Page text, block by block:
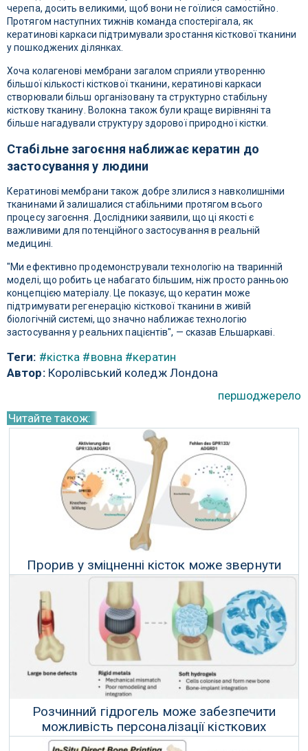
черепа, досить великими, щоб вони не гоїлися самостійно.
Протягом наступних тижнів команда спостерігала, як
кератинові каркаси підтримували зростання кісткової тканини
у пошкоджених ділянках.
Хоча колагенові мембрани загалом сприяли утворенню
більшої кількості кісткової тканини, кератинові каркаси
створювали більш організовану та структурно стабільну
кісткову тканину. Волокна також були краще вирівняні та
більше нагадували структуру здорової природної кістки.
Стабільне загоєння наближає кератин до
застосування у людини
Кератинові мембрани також добре злилися з навколишніми
тканинами й залишалися стабільними протягом всього
процесу загоєння. Дослідники заявили, що ці якості є
важливими для потенційного застосування в реальній
медицині.
"Ми ефективно продемонстрували технологію на тваринній
моделі, що робить це набагато більшим, ніж просто ранньою
концепцією матеріалу. Це показує, що кератин може
підтримувати регенерацію кісткової тканини в живій
біологічній системі, що значно наближає технологію
застосування у реальних пацієнтів", — сказав Ельшаркаві.
Теги: #кістка #вовна #кератин
Автор:Королівський коледж Лондона
першоджерело
Читайте також:
Прорив у зміцненні кісток може звернути
назад остеопороз
19 Березня 2026 р.
Розчинний гідрогель може забезпечити
можливість персоналізації кісткових
імплантатів